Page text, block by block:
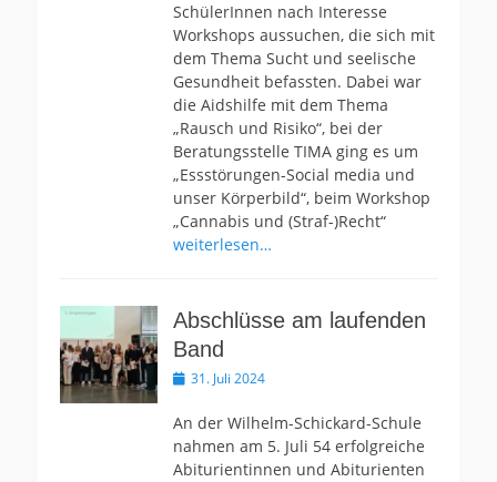
SchülerInnen nach Interesse
Workshops aussuchen, die sich mit
dem Thema Sucht und seelische
Gesundheit befassten. Dabei war
die Aidshilfe mit dem Thema
„Rausch und Risiko“, bei der
Beratungsstelle TIMA ging es um
„Essstörungen-Social media und
unser Körperbild“, beim Workshop
„Cannabis und (Straf-)Recht“
weiterlesen…
Abschlüsse am laufenden
Band
Veröffentlicht
31. Juli 2024
An der Wilhelm-Schickard-Schule
nahmen am 5. Juli 54 erfolgreiche
Abiturientinnen und Abiturienten